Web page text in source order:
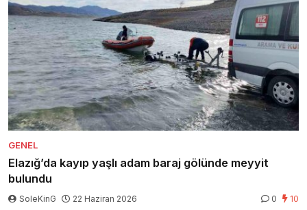
GENEL
Elazığ’da kayıp yaşlı adam baraj gölünde meyyit
bulundu
SoleKinG 22 Haziran 2026 0 10